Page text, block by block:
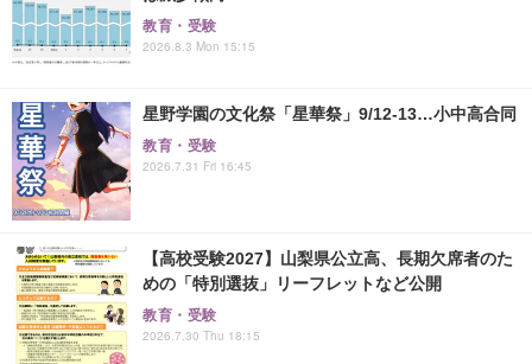
教育・受験
2026.8.3 Mon 15:15
星野学園の文化祭「星華祭」9/12-13…小中高合同
教育・受験
2026.7.31 Fri 16:45
【高校受験2027】山梨県公立高、長期欠席者のた
めの「特別選抜」リーフレットなど公開
教育・受験
2026.7.30 Thu 18:15